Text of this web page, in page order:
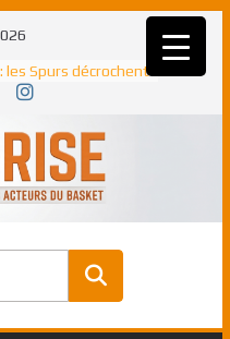
les Spurs décrochent
NBA, la rude bataille
Bucks et Giannis
le Greek
: son premier
points en NBA, le
en 2002 :
sacré Rookie de
Français élu